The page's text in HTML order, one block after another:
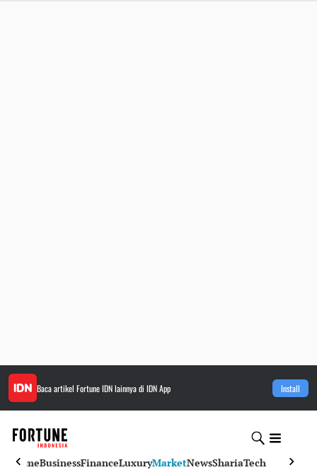
Baca artikel Fortune IDNlainnya di IDN App Install
HomeBusinessFinanceLuxuryMarketNewsShariaTech